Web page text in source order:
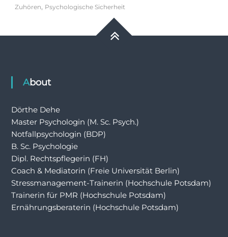
Zuhören, Psychologische Sicherheit
About
Dörthe Dehe
Master Psychologin (M. Sc. Psych.)
Notfallpsychologin (BDP)
B. Sc. Psychologie
Dipl. Rechtspflegerin (FH)
Coach & Mediatorin (Freie Universität Berlin)
Stressmanagement-Trainerin (Hochschule Potsdam)
Trainerin für PMR (Hochschule Potsdam)
Ernährungsberaterin (Hochschule Potsdam)